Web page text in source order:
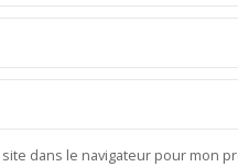
dans le navigateur pour mon